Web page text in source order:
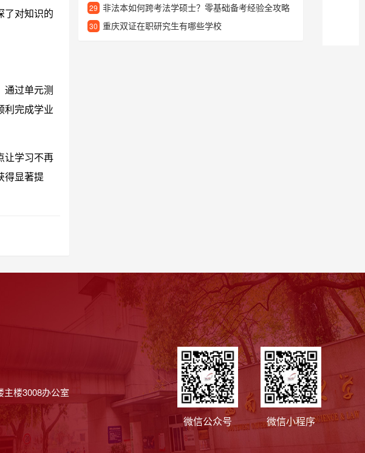
了对知识的
通过单元测
利完成学业
让学习不再
得显著提
29 非法本如何跨考法学硕士？零基础备考经验全攻略
30 重庆双证在职研究生有哪些学校
楼3008办公室
微信公众号 微信小程序